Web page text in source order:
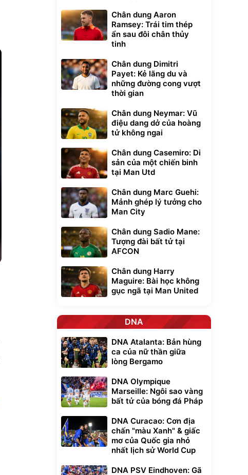
Chân dung Aaron
Ramsey: Trái tim thép
ẩn sau đôi chân thủy
tinh
Chân dung Dimitri
Payet: Kẻ lãng du và
những đường cong vượt
thời gian
Chân dung Neymar: Vũ
điệu dang dở của hoàng
tử không ngai
Chân dung Casemiro: Di
sản của một chiến binh
tại Man Utd
Chân dung Marc Guehi:
Mảnh ghép lý tưởng cho
Man City
Chân dung Sadio Mane:
Tượng đài bất tử tại
AFCON
Chân dung Harry
Maguire: Bài học không
gục ngã tại Man United
DNA
DNA Atalanta: Bản hùng
ca của nữ thần giữa
lòng Bergamo
DNA Olympique
Marseille: Ngôi sao vàng
bất tử của bóng đá Pháp
DNA Curacao: Cơn địa
chấn "màu Xanh" & giấc
mơ của Quốc gia nhỏ
nhất lịch sử World Cup
DNA PSV Eindhoven: Gã